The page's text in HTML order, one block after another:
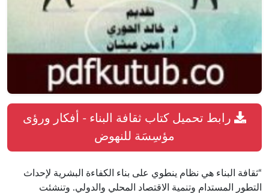
رابط تحميل كتاب ثقافة البناء - أفكار ورؤى
مؤسِسَة للنهوض
“ثقافة البناء هي نظام ينطوي على بناء الكفاءة البشرية لإحداث
التطور المستدام وتنمية الاقتصاد المحلي والدولي. وتنشئت